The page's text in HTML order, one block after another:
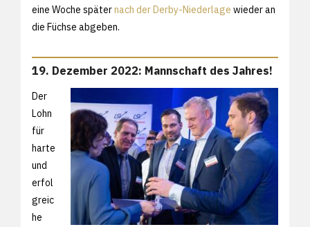
eine Woche späternach der Derby-Niederlage wieder an
die Füchse abgeben.
19. Dezember 2022: Mannschaft des Jahres!
Der
Lohn
für
harte
und
erfol
greic
he